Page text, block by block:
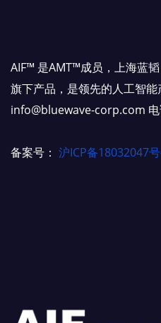
AIF™ 是AMT™成员，上海蓝
旗下产品，是领先的人工智
info@bluewave-corp.com
备案号： 沪ICP备18032047